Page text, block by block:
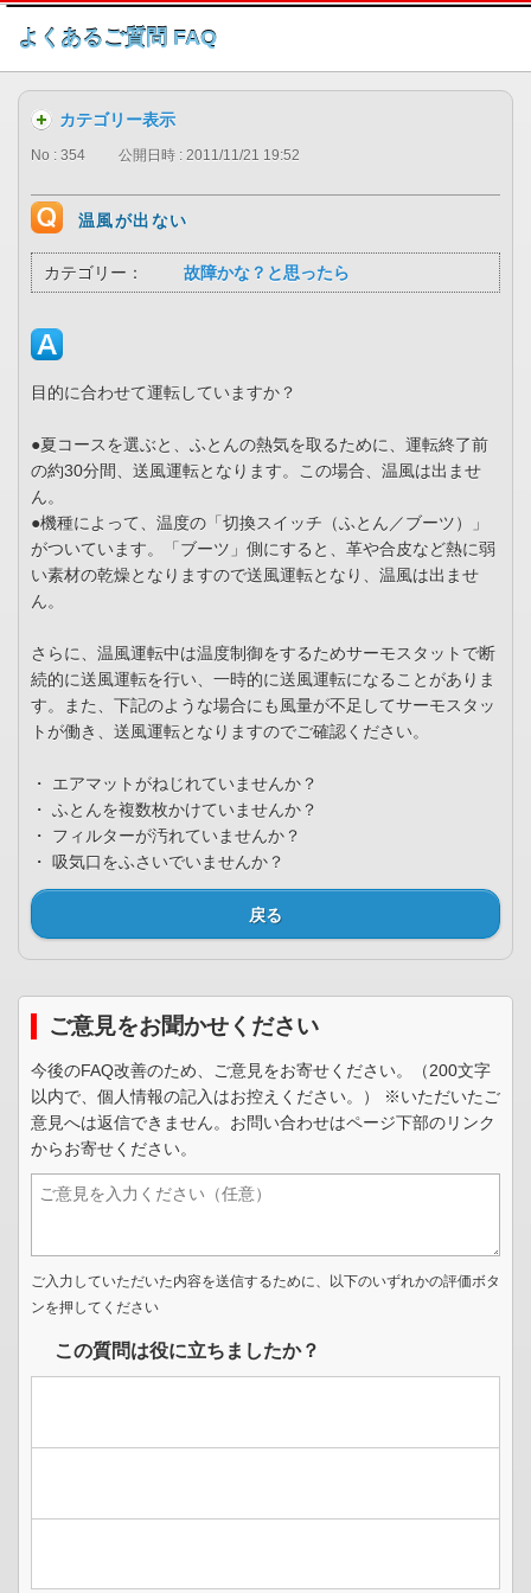
このページの本文へ
よくあるご質問 FAQ
カテゴリー表示
No : 354 公開日時 : 2011/11/21 19:52
温風が出ない
カテゴリー： 故障かな？と思ったら
目的に合わせて運転していますか？
●夏コースを選ぶと、ふとんの熱気を取るために、運転終了前
の約30分間、送風運転となります。この場合、温風は出ませ
ん。
●機種によって、温度の「切換スイッチ（ふとん／ブーツ）」
がついています。「ブーツ」側にすると、革や合皮など熱に弱
い素材の乾燥となりますので送風運転となり、温風は出ませ
ん。
さらに、温風運転中は温度制御をするためサーモスタットで断
続的に送風運転を行い、一時的に送風運転になることがありま
す。また、下記のような場合にも風量が不足してサーモスタッ
トが働き、送風運転となりますのでご確認ください。
・ エアマットがねじれていませんか？
・ ふとんを複数枚かけていませんか？
・ フィルターが汚れていませんか？
・ 吸気口をふさいでいませんか？
戻る
ご意見をお聞かせください
今後のFAQ改善のため、ご意見をお寄せください。（200文字
以内で、個人情報の記入はお控えください。） ※いただいたご
意見へは返信できません。お問い合わせはページ下部のリンク
からお寄せください。
ご入力していただいた内容を送信するために、以下のいずれかの評価ボタ
ンを押してください
この質問は役に立ちましたか？